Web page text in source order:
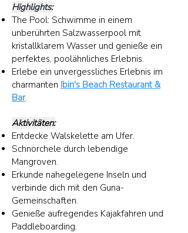
Highlights:
The Pool: Schwimme in einem
unberührten Salzwasserpool mit
kristallklarem Wasser und genieße ein
perfektes, poolähnliches Erlebnis.
Erlebe ein unvergessliches Erlebnis im
charmanten Ibin's Beach Restaurant &
Bar.
Aktivitäten:
Entdecke Walskelette am Ufer.
Schnorchele durch lebendige
Mangroven.
Erkunde nahegelegene Inseln und
verbinde dich mit den Guna-
Gemeinschaften.
Genieße aufregendes Kajakfahren und
Paddleboarding.